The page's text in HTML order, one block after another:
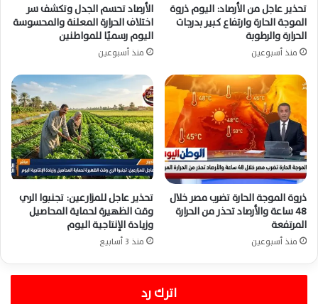
تحذير عاجل من الأرصاد: اليوم ذروة
الموجة الحارة وارتفاع كبير بدرجات
الحرارة والرطوبة
منذ أسبوعين
الأرصاد تحسم الجدل وتكشف سر
اختلاف الحرارة المعلنة والمحسوسة
اليوم رسميًا للمواطنين
منذ أسبوعين
ذروة الموجة الحارة تضرب مصر خلال
48 ساعة والأرصاد تحذر من الحرارة
المرتفعة
منذ أسبوعين
تحذير عاجل للمزارعين: تجنبوا الري
وقت الظهيرة لحماية المحاصيل
وزيادة الإنتاجية اليوم
منذ 3 أسابيع
اترك رد